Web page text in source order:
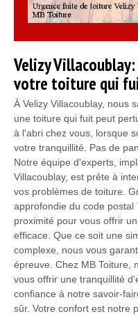
Velizy
votre toiture qui
À Velizy Villacoublay, nous
une toiture qui fuit peut
à l'abri chez vous, lorsque
votre tranquillité. Pas de
Notre équipe d'experts,
Villacoublay, est prête à
vos problèmes de toiture.
approfondie du code
proximité pour vous offrir
efficace. Que ce soit une
complexe, nous vous
épreuve. Chez MB Toiture,
vous offrir une tranquillité
confiance à notre savoir-
sûr. Votre confort est notre